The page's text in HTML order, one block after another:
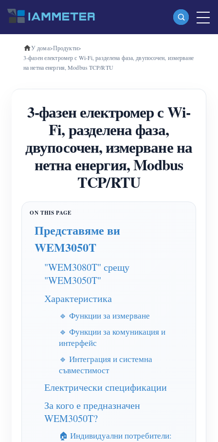
Продукти
Еднофазен Wi-Fi измервател на енергия
(WEM3080)
Трифазен Wi-Fi измервател на енергия
(WEM3080T)
Трифазен Wi-Fi измервател на енергия
(WEM3046T)
Трифазен Wi-Fi измервател на енергия
(WEM3050T)
EV зарядно устройство
IAMMETER Симулатор
Виртуален измервателен уред
Система за енергийно прогнозиране и симулация
Приложения
Енергиен монитор на слънчева фотоволтаична
система
Монитор за потребление на електроенергия
Система за управление на PV нагревател
Магазин
Ресурси
Бърз старт на продукта
Документ
Общност
Разработчик
У дома>Продукти>
3-фазен електромер с Wi-Fi, разделена фаза, двупосочен, измерване
на нетна енергия, Modbus TCP/RTU
3-фазен електромер с Wi-
Fi, разделена фаза,
двупосочен, измерване на
нетна енергия, Modbus
TCP/RTU
Представяме ви
WEM3050T
"WEM3080T" срещу
"WEM3050T"
Характеристика
🔹 Функции за измерване
🔹 Функции за комуникация и
интерфейс
🔹 Интеграция и системна
съвместимост
Електрически спецификации
За кого е предназначен
WEM3050T?
🏠 Индивидуални потребители: